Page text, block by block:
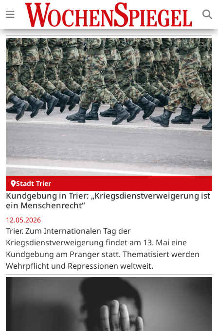
Stadt Trier
Kundgebung in Trier: „Kriegsdienstverweigerung ist
ein Menschenrecht“
12.05.2026
Trier. Zum Internationalen Tag der
Kriegsdienstverweigerung findet am 13. Mai eine
Kundgebung am Pranger statt. Thematisiert werden
Wehrpflicht und Repressionen weltweit.